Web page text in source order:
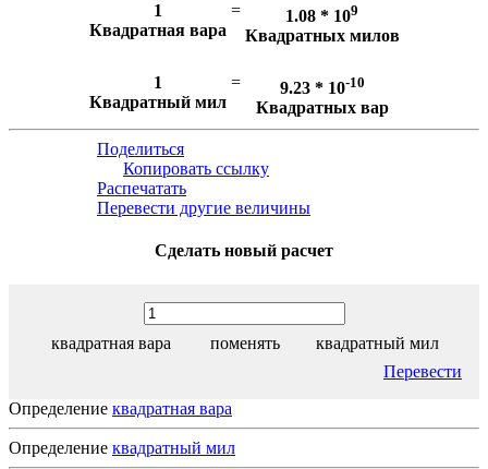
1
Квадратная вара
= 1.08 * 109
Квадратных милов
1
Квадратный мил
= 9.23 * 10-10
Квадратных вар
Поделиться
Копировать ссылку
Распечатать
Перевести другие величины
Сделать новый расчет
квадратная вара поменять
квадратный мил
Перевести
Определение квадратная вара
Определение квадратный мил